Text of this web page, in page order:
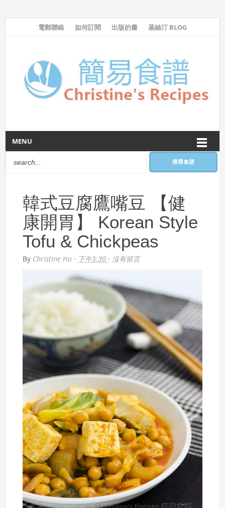
電郵聯絡 如何訂閱 出版的書 基絲汀 BLOG
MENU
搜尋食譜
韓式豆腐鷹嘴豆 【健
康開胃】 Korean Style
Tofu & Chickpeas
By Christine Ho · 下午3:30 · 沒有留言